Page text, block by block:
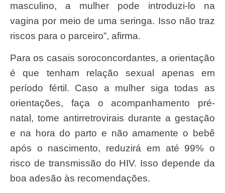
masculino, a mulher pode introduzi-lo na
vagina por meio de uma seringa. Isso não traz
riscos para o parceiro”, afirma.
Para os casais soroconcordantes, a orientação
é que tenham relação sexual apenas em
período fértil. Caso a mulher siga todas as
orientações, faça o acompanhamento pré-
natal, tome antirretrovirais durante a gestação
e na hora do parto e não amamente o bebê
após o nascimento, reduzirá em até 99% o
risco de transmissão do HIV. Isso depende da
boa adesão às recomendações.